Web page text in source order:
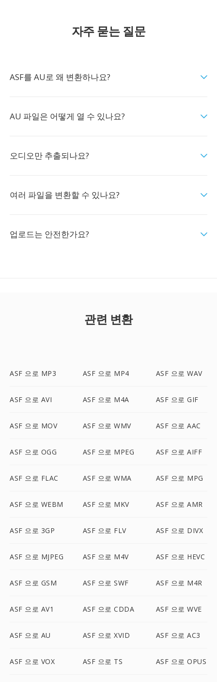
자주 묻는 질문
ASF를 AU로 왜 변환하나요?
AU 파일은 어떻게 열 수 있나요?
오디오만 추출되나요?
여러 파일을 변환할 수 있나요?
업로드는 안전한가요?
관련 변환
ASF 으로 MP3 ASF 으로 MP4 ASF 으로 WAV
ASF 으로 AVI ASF 으로 M4A ASF 으로 GIF
ASF 으로 MOV ASF 으로 WMV ASF 으로 AAC
ASF 으로 OGG ASF 으로 MPEG ASF 으로 AIFF
ASF 으로 FLAC ASF 으로 WMA ASF 으로 MPG
ASF 으로 WEBM ASF 으로 MKV ASF 으로 AMR
ASF 으로 3GP ASF 으로 FLV ASF 으로 DIVX
ASF 으로 MJPEG ASF 으로 M4V ASF 으로 HEVC
ASF 으로 GSM ASF 으로 SWF ASF 으로 M4R
ASF 으로 AV1 ASF 으로 CDDA ASF 으로 WVE
ASF 으로 AU ASF 으로 XVID ASF 으로 AC3
ASF 으로 VOX ASF 으로 TS ASF 으로 OPUS